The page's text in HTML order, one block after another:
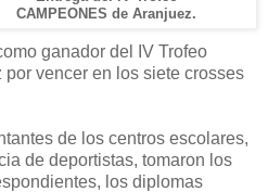
CAMPEONES de Aranjuez.
ganador del IV Trofeo
vencer en los siete crosses
de los centros escolares,
de deportistas, tomaron los
los diplomas